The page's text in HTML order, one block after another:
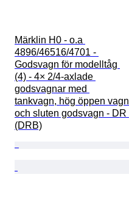
Märklin H0 - o.a
4896/46516/4701 -
Godsvagn för modelltåg
(4) - 4× 2/4-axlade
godsvagnar med
tankvagn, hög öppen vagn
och sluten godsvagn - DR
(DRB)